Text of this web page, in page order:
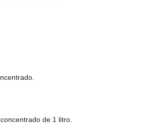
de 1 litro.